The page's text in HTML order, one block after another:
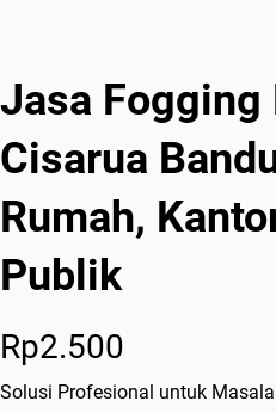
Jasa Fogging
Cisarua
Rumah,
Publik
Rp2.500
Solusi Profesional untuk